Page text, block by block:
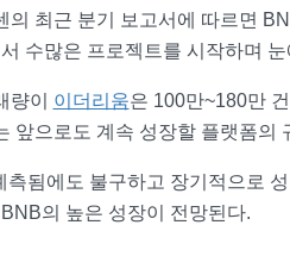
의 최근 분기 보고서에 따르면
수많은 프로젝트를 시작하며
량이 이더리움은 100만~180만
앞으로도 계속 성장할 플랫폼의
됨에도 불구하고 장기적으로
의 높은 성장이 전망된다.